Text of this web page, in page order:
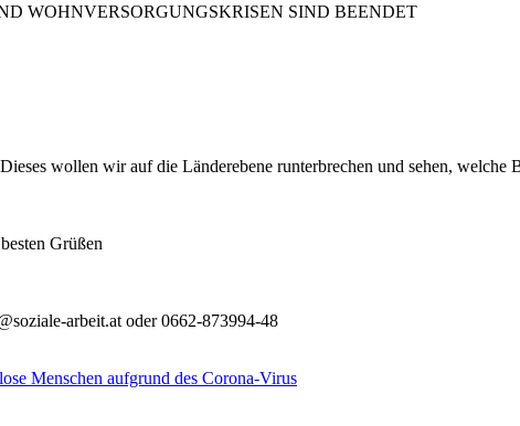
WOHNVERSORGUNGSKRISEN SIND BEENDET
wollen wir auf die Länderebene runterbrechen und sehen,
Grüßen
arbeit.at oder 0662-873994-48
Menschen aufgrund des Corona-Virus